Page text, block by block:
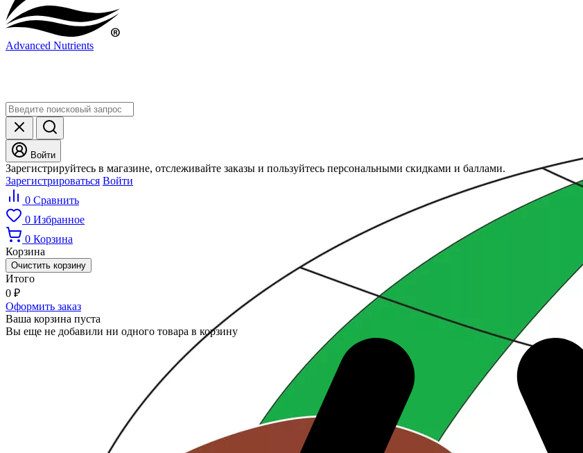
Advanced Nutrients
Войти
Зарегистрируйтесь в магазине, отслеживайте заказы и пользуйтесь персональными скидками и баллами.
Зарегистрироваться Войти
0 Сравнить
0 Избранное
0 Корзина
Корзина
Очистить корзину
Итого
0 ₽
Оформить заказ
Ваша корзина пуста
Вы еще не добавили ни одного товара в корзину